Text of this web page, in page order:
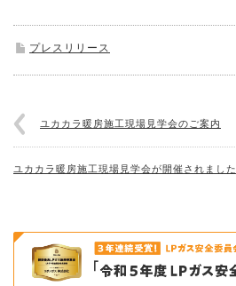
プレスリリース
ユカカラ暖房施工現場見学会のご案内
ユカカラ暖房施工現場見学会が開催されました